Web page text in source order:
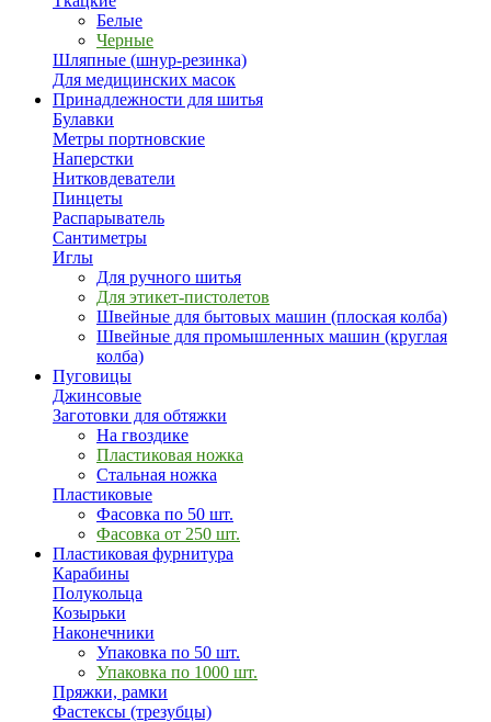
Белые
Черные
Шляпные (шнур-резинка)
Для медицинских масок
Принадлежности для шитья
Булавки
Метры портновские
Наперстки
Нитковдеватели
Пинцеты
Распарыватель
Сантиметры
Иглы
Для ручного шитья
Для этикет-пистолетов
Швейные для бытовых машин (плоская колба)
Швейные для промышленных машин (круглая
колба)
Пуговицы
Джинсовые
Заготовки для обтяжки
На гвоздике
Пластиковая ножка
Стальная ножка
Пластиковые
Фасовка по 50 шт.
Фасовка от 250 шт.
Пластиковая фурнитура
Карабины
Полукольца
Козырьки
Наконечники
Упаковка по 50 шт.
Упаковка по 1000 шт.
Пряжки, рамки
Фастексы (трезубцы)